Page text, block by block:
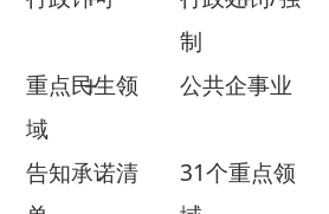
政府网站年
度报表
法治政府建
政府信息公开年报